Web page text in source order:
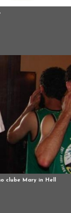
clube Mary in Hell